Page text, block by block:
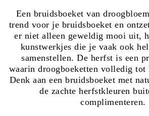
Een bruidsboeket van
trend voor je bruidsboeket en
er niet alleen geweldig mooi uit,
kunstwerkjes die je vaak ook
samenstellen. De herfst is een
waarin droogboeketten volledig tot
Denk aan een bruidsboeket met
de zachte herfstkleuren
complimenteren.